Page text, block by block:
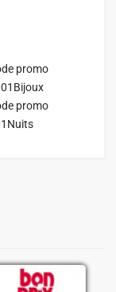
promo
promo